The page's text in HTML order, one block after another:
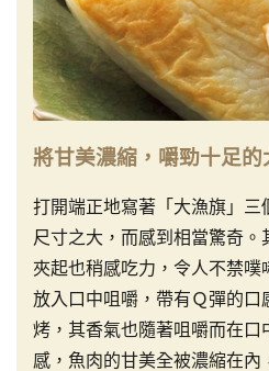
將甘美濃縮，嚼勁十足的
打開端正地寫著「大漁旗」三
尺寸之大，而感到相當驚奇
夾起也稍感吃力，令人不禁噗
放入口中咀嚼，帶有Ｑ彈的口
烤，其香氣也隨著咀嚼而在口
感，魚肉的甘美全被濃縮在內